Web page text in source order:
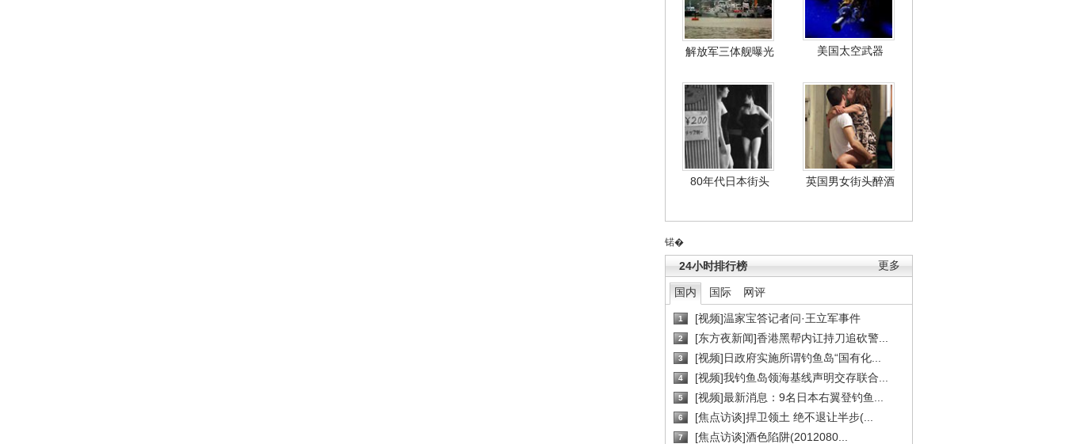
解放军三体舰曝光 美国太空武器
80年代日本街头 英国男女街头醉酒
锘�
更多
24小时排行榜
国内 国际 网评
1 [视频]温家宝答记者问·王立军事件
2 [东方夜新闻]香港黑帮内讧持刀追砍警...
3 [视频]日政府实施所谓钓鱼岛“国有化...
4 [视频]我钓鱼岛领海基线声明交存联合...
5 [视频]最新消息：9名日本右翼登钓鱼...
6 [焦点访谈]捍卫领土 绝不退让半步(...
7 [焦点访谈]酒色陷阱(2012080...